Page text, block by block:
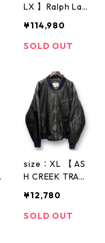
LX 】Ralph Lau
ザージャケット
ラムスキン シ
古着 古着屋 ビ
ンテージ n4021
¥114,980
SOLD OUT
size：XL 【 AS
H CREEK TRADI
ャケット ブル
ゾン 黒 高円寺
¥12,780
SOLD OUT